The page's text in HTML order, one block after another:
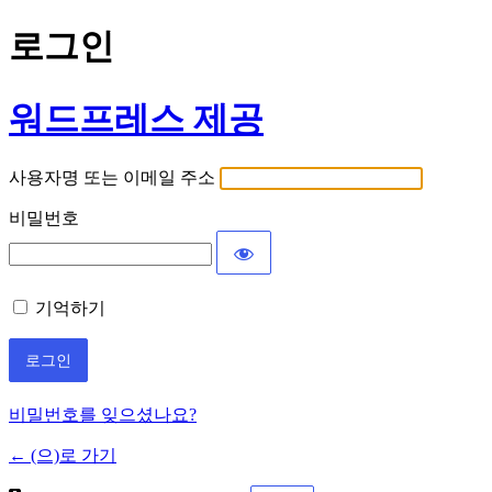
로그인
워드프레스 제공
사용자명 또는 이메일 주소
비밀번호
기억하기
비밀번호를 잊으셨나요?
← (으)로 가기